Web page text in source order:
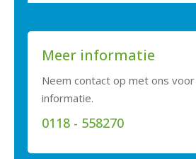
Meer informatie
Neem contact op met ons
informatie.
0118 - 558270